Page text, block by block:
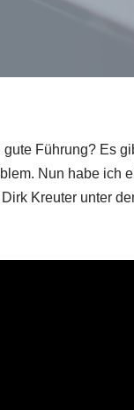
Füh­rung? Es
Nun habe ich
Kreu­ter unter